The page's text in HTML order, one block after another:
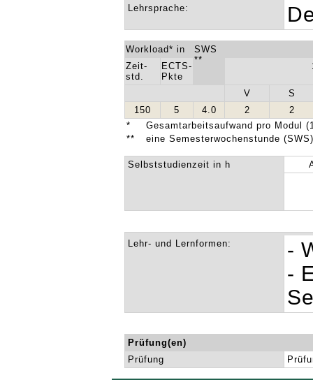
Lehrsprache:
Workload* in
SWS
**
Zeit-
std.
ECTS-
Pkte
V
S
150
5 4.0 2
2
*
Gesamtarbeitsaufwand pro Modul
**
eine Semesterwochenstunde
Selbststudienzeit in h
Lehr- und Lernformen:
-
-
Prüfung(en)
Prüfung